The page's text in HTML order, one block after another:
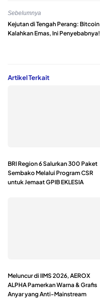
Sebelumnya
Kejutan di Tengah Perang: Bitcoin
Kalahkan Emas, Ini Penyebabnya!
Artikel Terkait
BRI Region 6 Salurkan 300 Paket
Sembako Melalui Program CSR
untuk Jemaat GPIB EKLESIA
Meluncur di IIMS 2026, AEROX
ALPHA Pamerkan Warna & Grafis
Anyar yang Anti-Mainstream